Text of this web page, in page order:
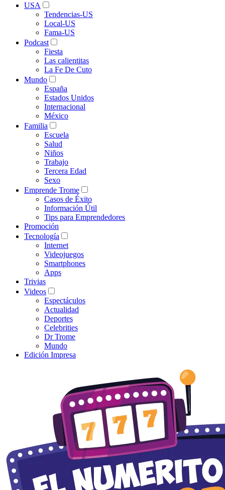
USA
Tendencias-US
Local-US
Fama-US
Podcast
Fiesta
Las calientitas
La Fe De Cuto
Mundo
España
Estados Unidos
Internacional
México
Familia
Escuela
Salud
Niños
Trabajo
Tercera Edad
Sexo
Emprende Trome
Casos de Éxito
Información Útil
Tips para Emprendedores
Promoción
Tecnología
Internet
Videojuegos
Smartphones
Apps
Trivias
Videos
Espectáculos
Actualidad
Deportes
Celebrities
Dr Trome
Mundo
Edición Impresa